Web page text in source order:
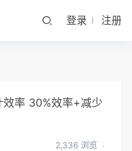
登录 注册
效率 30%效率+减少
2,336 浏览